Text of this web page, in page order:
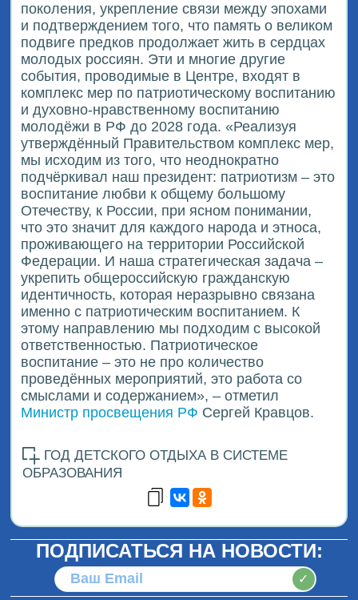
поколения, укрепление связи между эпохами
и подтверждением того, что память о великом
подвиге предков продолжает жить в сердцах
молодых россиян. Эти и многие другие
события, проводимые в Центре, входят в
комплекс мер по патриотическому воспитанию
и духовно-нравственному воспитанию
молодёжи в РФ до 2028 года. «Реализуя
утверждённый Правительством комплекс мер,
мы исходим из того, что неоднократно
подчёркивал наш президент: патриотизм – это
воспитание любви к общему большому
Отечеству, к России, при ясном понимании,
что это значит для каждого народа и этноса,
проживающего на территории Российской
Федерации. И наша стратегическая задача –
укрепить общероссийскую гражданскую
идентичность, которая неразрывно связана
именно с патриотическим воспитанием. К
этому направлению мы подходим с высокой
ответственностью. Патриотическое
воспитание – это не про количество
проведённых мероприятий, это работа со
смыслами и содержанием», – отметил
Министр просвещения РФ Сергей Кравцов.
ГОД ДЕТСКОГО ОТДЫХА В СИСТЕМЕ
ОБРАЗОВАНИЯ
ПОДПИСАТЬСЯ НА НОВОСТИ:
✓